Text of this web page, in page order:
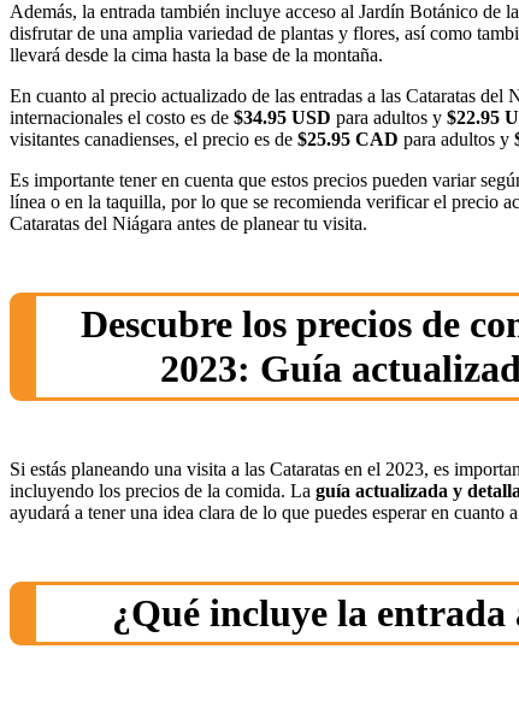
Además, la entrada también incluye acceso al Jardín Botánico de
disfrutar de una amplia variedad de plantas y flores, así como
llevará desde la cima hasta la base de la montaña.
En cuanto al precio actualizado de las entradas a las Cataratas del
internacionales el costo es de $34.95 USD para adultos y $22.95
visitantes canadienses, el precio es de $25.95 CAD para adultos y
Es importante tener en cuenta que estos precios pueden variar
línea o en la taquilla, por lo que se recomienda verificar el precio
Cataratas del Niágara antes de planear tu visita.
Descubre los precios de
2023: Guía
Si estás planeando una visita a las Cataratas en el 2023, es
incluyendo los precios de la comida. La guía actualizada y
ayudará a tener una idea clara de lo que puedes esperar en cuanto
¿Qué incluye la entrada